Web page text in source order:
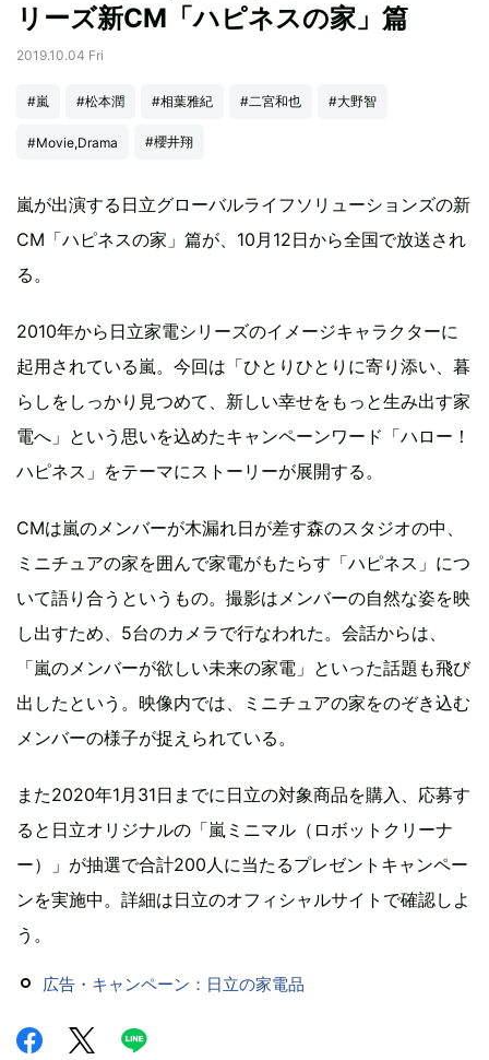
リーズ新CM「ハピネスの家」篇
2019.10.04 Fri
#嵐 #松本潤 #相葉雅紀 #二宮和也 #大野智
#Movie,Drama #櫻井翔
嵐が出演する日立グローバルライフソリューションズの新
CM「ハピネスの家」篇が、10月12日から全国で放送され
る。
2010年から日立家電シリーズのイメージキャラクターに
起用されている嵐。今回は「ひとりひとりに寄り添い、暮
らしをしっかり見つめて、新しい幸せをもっと生み出す家
電へ」という思いを込めたキャンペーンワード「ハロー！
ハピネス」をテーマにストーリーが展開する。
CMは嵐のメンバーが木漏れ日が差す森のスタジオの中、
ミニチュアの家を囲んで家電がもたらす「ハピネス」につ
いて語り合うというもの。撮影はメンバーの自然な姿を映
し出すため、5台のカメラで行なわれた。会話からは、
「嵐のメンバーが欲しい未来の家電」といった話題も飛び
出したという。映像内では、ミニチュアの家をのぞき込む
メンバーの様子が捉えられている。
また2020年1月31日までに日立の対象商品を購入、応募す
ると日立オリジナルの「嵐ミニマル（ロボットクリーナ
ー）」が抽選で合計200人に当たるプレゼントキャンペー
ンを実施中。詳細は日立のオフィシャルサイトで確認しよ
う。
広告・キャンペーン：日立の家電品